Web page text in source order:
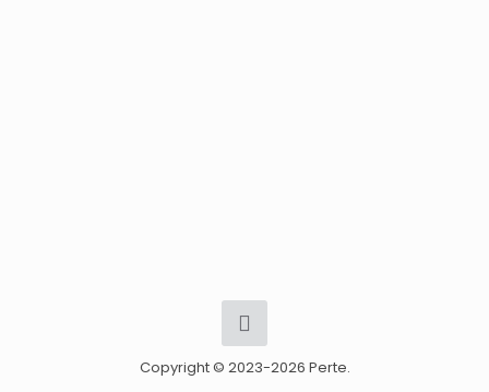
Copyright © 2023-2026 Perte.